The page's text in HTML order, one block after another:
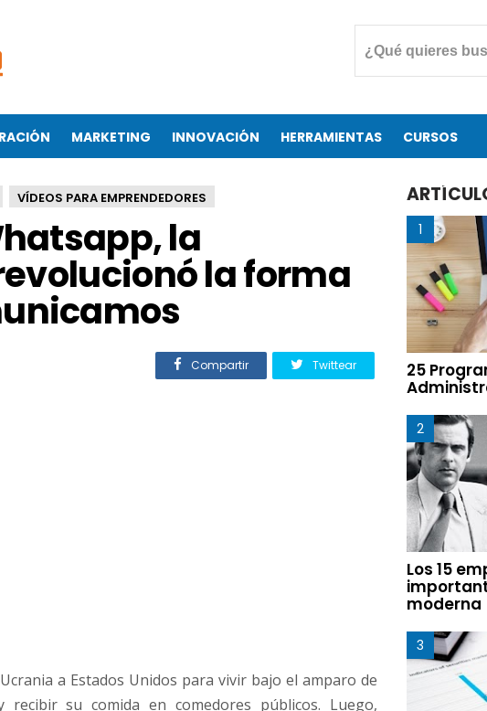
MARKETING INNOVACIÓN HERRAMIENTAS CURSOS
VÍDEOS PARA EMPRENDEDORES
la
la forma
Compartir Twittear
a Estados Unidos para vivir bajo el amparo de
su comida en comedores públicos. Luego,
25
Los 15
moderna